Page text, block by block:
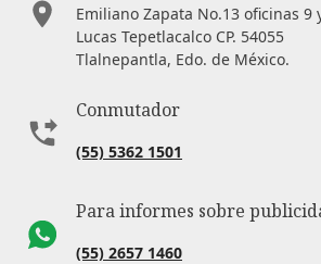
Emiliano Zapata No.13 oficinas 9
Lucas Tepetlacalco CP. 54055
Tlalnepantla, Edo. de México.
Conmutador
(55) 5362 1501
Para informes sobre
(55) 2657 1460